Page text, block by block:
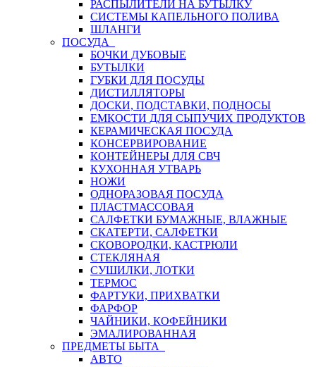
РАСПЫЛИТЕЛИ НА БУТЫЛКУ
СИСТЕМЫ КАПЕЛЬНОГО ПОЛИВА
ШЛАНГИ
ПОСУДА
БОЧКИ ДУБОВЫЕ
БУТЫЛКИ
ГУБКИ ДЛЯ ПОСУДЫ
ДИСТИЛЛЯТОРЫ
ДОСКИ, ПОДСТАВКИ, ПОДНОСЫ
ЕМКОСТИ ДЛЯ СЫПУЧИХ ПРОДУКТОВ
КЕРАМИЧЕСКАЯ ПОСУДА
КОНСЕРВИРОВАНИЕ
КОНТЕЙНЕРЫ ДЛЯ СВЧ
КУХОННАЯ УТВАРЬ
НОЖИ
ОДНОРАЗОВАЯ ПОСУДА
ПЛАСТМАССОВАЯ
САЛФЕТКИ БУМАЖНЫЕ, ВЛАЖНЫЕ
СКАТЕРТИ, САЛФЕТКИ
СКОВОРОДКИ, КАСТРЮЛИ
СТЕКЛЯНАЯ
СУШИЛКИ, ЛОТКИ
ТЕРМОС
ФАРТУКИ, ПРИХВАТКИ
ФАРФОР
ЧАЙНИКИ, КОФЕЙНИКИ
ЭМАЛИРОВАННАЯ
ПРЕДМЕТЫ БЫТА
АВТО